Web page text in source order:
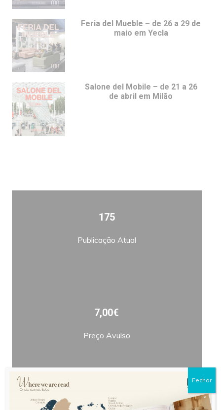
Feria del Mueble – de 26 a 29 de
maio em Yecla
Salone del Mobile – de 21 a 26
de abril em Milão
175
Publicação Atual
7,00€
Preço Avulso
Fechar